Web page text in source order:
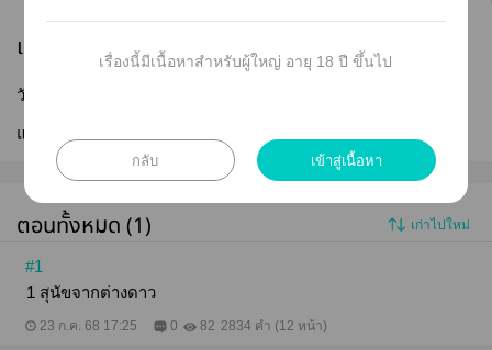
เผยแพร่
วันที่เผยแพร่ :
แก้ไขล่าสุด :
ตอนทั้งหมด (1) เก่าไปใหม่
#1
1 สุนัขจากต่างดาว
23 ก.ค. 68 17:25 0 82 2834 คำ (12 หน้า)
เรื่องนี้มีเนื้อหาสำหรับผู้ใหญ่ อายุ 18 ปี ขึ้นไป
กลับ เข้าสู่เนื้อหา